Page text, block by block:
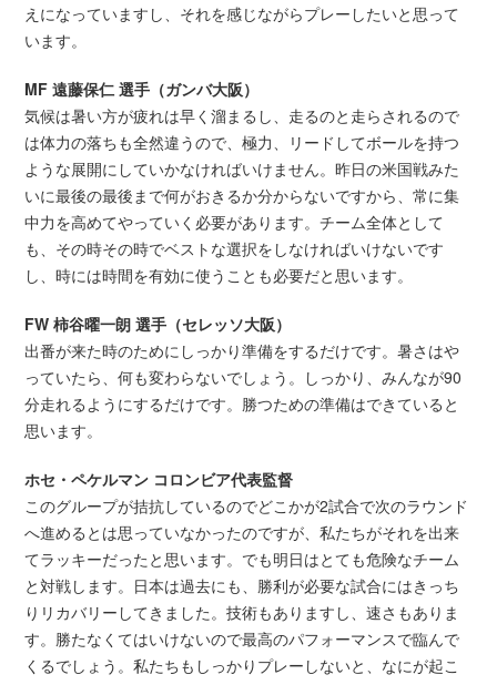
えになっていますし、それを感じながらプレーしたいと思って
います。
MF 遠藤保仁選手 （ガンバ大阪）
気候は暑い方が疲れは早く溜まるし、走るのと走らされるので
は体力の落ちも全然違うので、極力、リードしてボールを持つ
ような展開にしていかなければいけません。昨日の米国戦みた
いに最後の最後まで何がおきるか分からないですから、常に集
中力を高めてやっていく必要があります。チーム全体として
も、その時その時でベストな選択をしなければいけないです
し、時には時間を有効に使うことも必要だと思います。
FW 柿谷曜一朗選手 （セレッソ大阪）
出番が来た時のためにしっかり準備をするだけです。暑さはや
っていたら、何も変わらないでしょう。しっかり、みんなが90
分走れるようにするだけです。勝つための準備はできていると
思います。
ホセ・ペケルマン コロンビア代表監督
このグループが拮抗しているのでどこかが2試合で次のラウンド
へ進めるとは思っていなかったのですが、私たちがそれを出来
てラッキーだったと思います。でも明日はとても危険なチーム
と対戦します。日本は過去にも、勝利が必要な試合にはきっち
りリカバリーしてきました。技術もありますし、速さもありま
す。勝たなくてはいけないので最高のパフォーマンスで臨んで
くるでしょう。私たちもしっかりプレーしないと、なにが起こ